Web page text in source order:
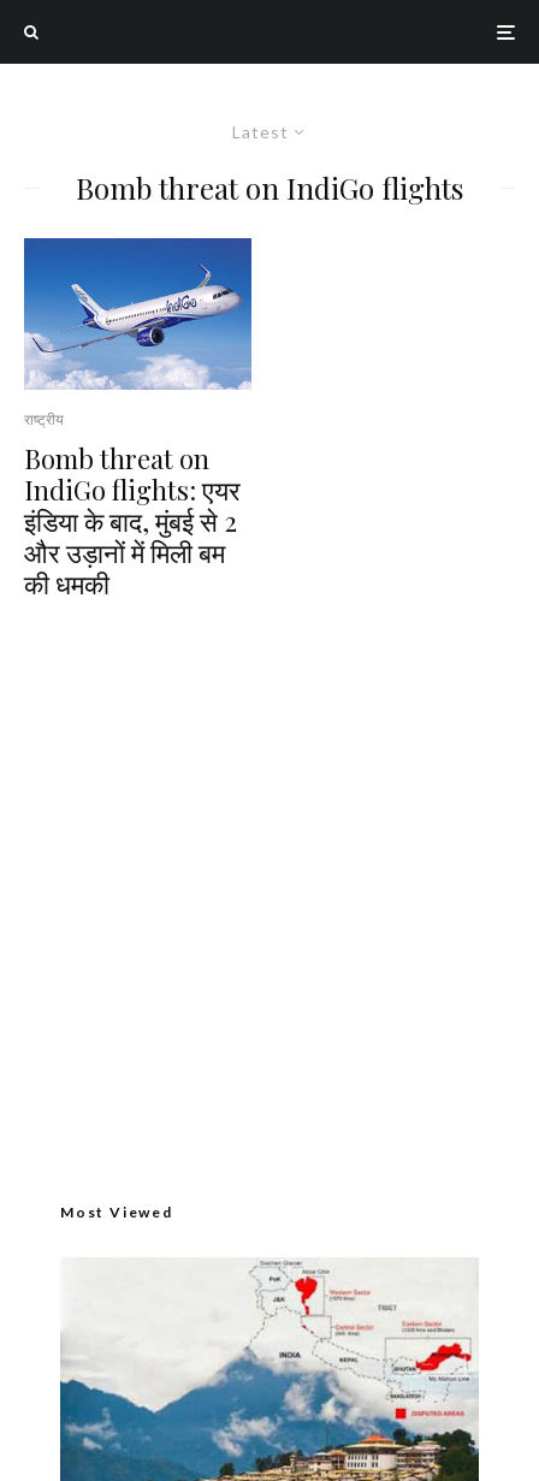
Latest
Bomb threat on IndiGo flights
राष्ट्रीय
Bomb threat on
IndiGo flights: एयर
इंडिया के बाद, मुंबई से 2
और उड़ानों में मिली बम
की धमकी
Most Viewed